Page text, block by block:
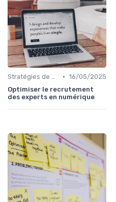
Stratégies de Recrutement Digital • 16/05/2025
Optimiser le recrutement
des experts en numérique